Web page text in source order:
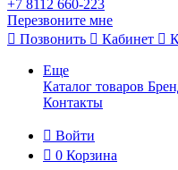
+7 8112 660-223
Перезвоните мне
Позвонить
Кабинет
Еще
Каталог товаров
Контакты
Войти
0 Корзина